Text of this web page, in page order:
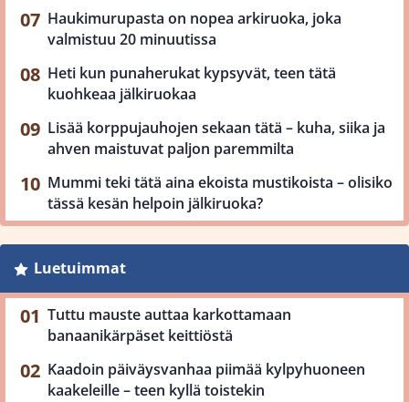
Haukimurupasta on nopea arkiruoka, joka
valmistuu 20 minuutissa
Heti kun punaherukat kypsyvät, teen tätä
kuohkeaa jälkiruokaa
Lisää korppujauhojen sekaan tätä – kuha, siika ja
ahven maistuvat paljon paremmilta
Mummi teki tätä aina ekoista mustikoista – olisiko
tässä kesän helpoin jälkiruoka?
Luetuimmat
Tuttu mauste auttaa karkottamaan
banaanikärpäset keittiöstä
Kaadoin päiväysvanhaa piimää kylpyhuoneen
kaakeleille – teen kyllä toistekin